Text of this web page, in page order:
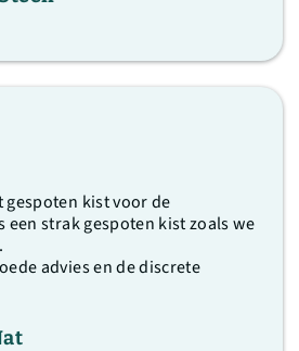
gespoten kist voor de
een strak gespoten kist zoals we
advies en de discrete